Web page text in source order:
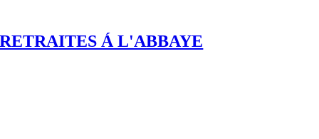
RETRAITES Á L'ABBAYE